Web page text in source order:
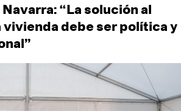
“La solución al
vivienda debe ser política y